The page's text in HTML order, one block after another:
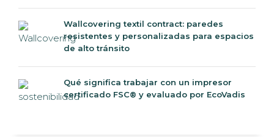
Wallcovering textil contract: paredes
resistentes y personalizadas para espacios
de alto tránsito
Qué significa trabajar con un impresor
certificado FSC® y evaluado por EcoVadis